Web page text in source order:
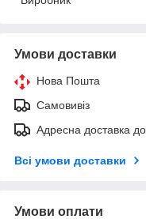
Умови доставки
Нова Пошта
Самовивіз
Адресна доставка
Всі умови доставки
Умови оплати